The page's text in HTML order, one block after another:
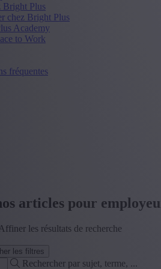
Bright Plus
chez Bright Plus
Academy
to Work
fréquentes
articles pour
Affiner les résultats de recherche
les filtres
Rechercher par sujet, terme, ...